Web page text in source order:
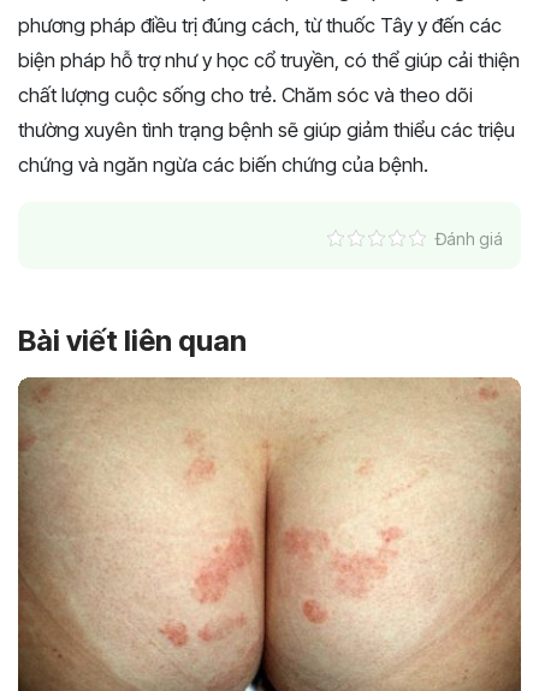
phương pháp điều trị đúng cách, từ thuốc Tây y đến các
biện pháp hỗ trợ như y học cổ truyền, có thể giúp cải thiện
chất lượng cuộc sống cho trẻ. Chăm sóc và theo dõi
thường xuyên tình trạng bệnh sẽ giúp giảm thiểu các triệu
chứng và ngăn ngừa các biến chứng của bệnh.
Đánh giá
Bài viết liên quan